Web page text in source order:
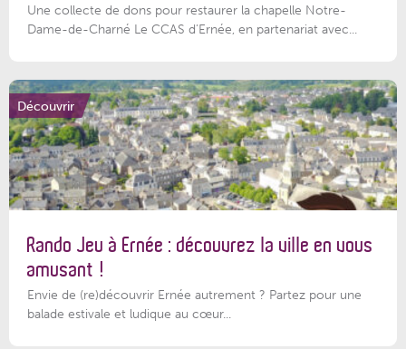
Une collecte de dons pour restaurer la chapelle Notre-
Dame-de-Charné Le CCAS d’Ernée, en partenariat avec...
Découvrir
Rando Jeu à Ernée : découvrez la ville en vous
amusant !
Envie de (re)découvrir Ernée autrement ? Partez pour une
balade estivale et ludique au cœur...